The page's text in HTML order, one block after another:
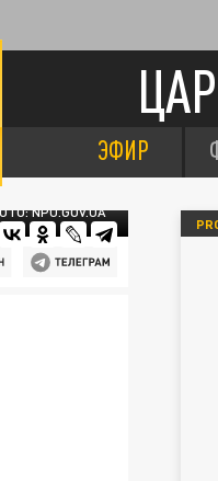
ЭФИР
NPU.GOV.UA